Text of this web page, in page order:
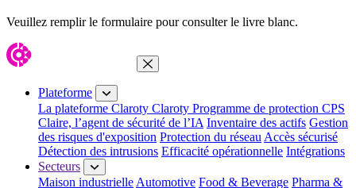
Veuillez remplir le formulaire pour consulter le livre blanc.
Fermer le menu
Plateforme
La plateforme Claroty Claroty Programme de protection CPS
Claire, l’agent de sécurité de l’IA Inventaire des actifs Gestion
des risques d'exposition Protection du réseau Accès sécurisé
Détection des intrusions Efficacité opérationnelle Intégrations
Secteurs
Maison industrielle Automotive Food & Beverage Pharma &